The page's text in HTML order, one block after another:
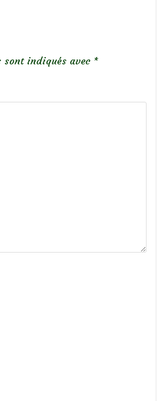
sont indiqués avec *